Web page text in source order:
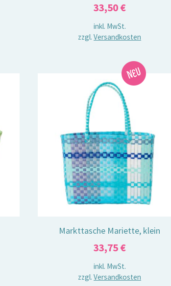
33,50€
inkl. MwSt.
zzgl.Versandkosten
Markttasche Mariette, klein
33,75€
inkl. MwSt.
zzgl.Versandkosten